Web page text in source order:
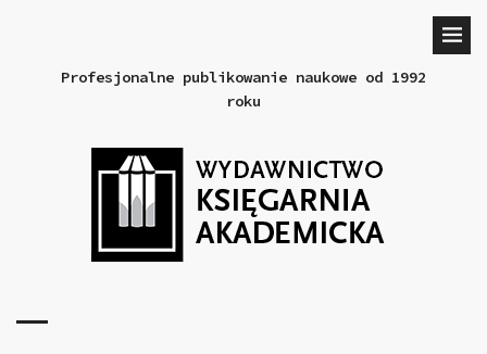
Profesjonalne publikowanie naukowe od 1992
roku